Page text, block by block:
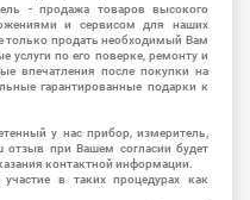
- продажа товаров высокого
и сервисом для наших
только продать необходимый Вам
услуги по его поверке, ремонту и
впечатления после покупки на
гарантированные подарки к
у нас прибор, измеритель,
отзыв при Вашем согласии будет
контактной информации.
в таких процедурах как